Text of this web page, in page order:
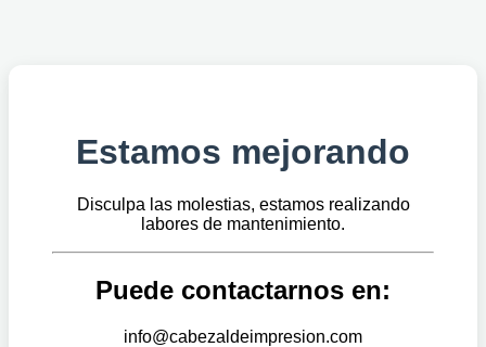
Estamos mejorando
Disculpa las molestias, estamos realizando
labores de mantenimiento.
Puede contactarnos en:
info@cabezaldeimpresion.com